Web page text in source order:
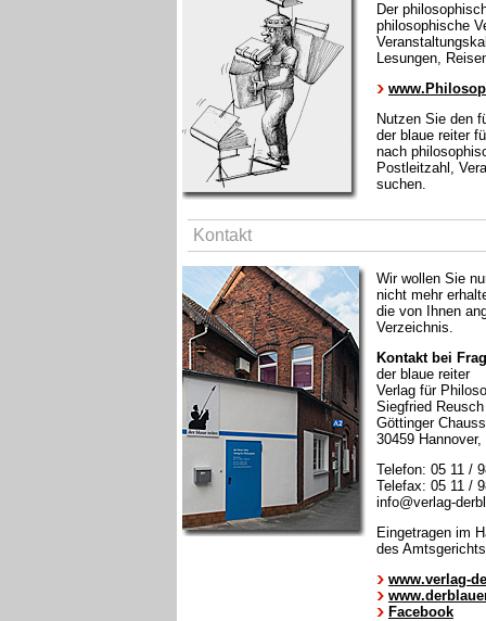
Der
philosophische
Lesungen,
Nutzen Sie den
der blaue reiter
nach
Postleitzahl,
suchen.
Kontakt
Wir wollen Sie
nicht mehr
die von Ihnen
Verzeichnis.
Kontakt bei
der blaue reiter
Verlag für
Siegfried
Göttinger
30459
Telefon: 05 11 /
Telefax: 05 11 /
info@verlag-
Eingetragen im
des
www.verlag-
Facebook